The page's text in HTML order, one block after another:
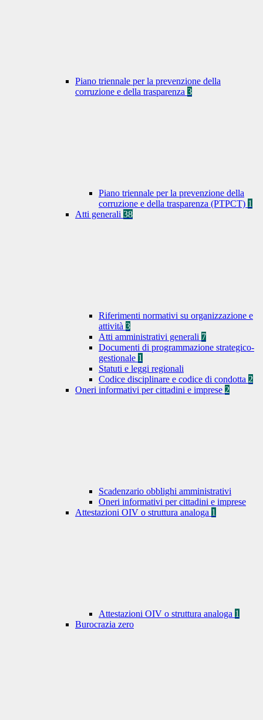
Piano triennale per la prevenzione della
corruzione e della trasparenza 3
Piano triennale per la prevenzione della
corruzione e della trasparenza (PTPCT) 1
Atti generali 38
Riferimenti normativi su organizzazione e
attività 3
Atti amministrativi generali 7
Documenti di programmazione strategico-
gestionale 1
Statuti e leggi regionali
Codice disciplinare e codice di condotta 2
Oneri informativi per cittadini e imprese 2
Scadenzario obblighi amministrativi
Oneri informativi per cittadini e imprese
Attestazioni OIV o struttura analoga 1
Attestazioni OIV o struttura analoga 1
Burocrazia zero